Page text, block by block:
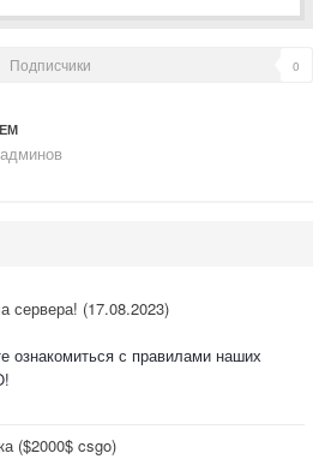
Подписчики 0
сервера! (17.08.2023)
ознакомиться с правилами наших
($2000$ csgo)